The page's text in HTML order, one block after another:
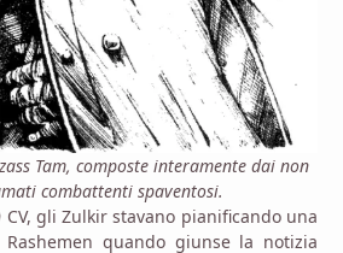
Tam, composte interamente dai non
combattenti spaventosi.
gli Zulkir stavano pianificando una
quando giunse la notizia